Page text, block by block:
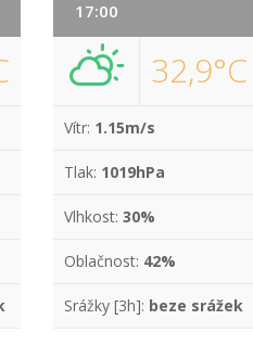
17:00
32,9°C
Vítr: 1.15m/s
Tlak: 1019hPa
Vlhkost:30%
Oblačnost: 42%
Srážky [3h]: beze srážek